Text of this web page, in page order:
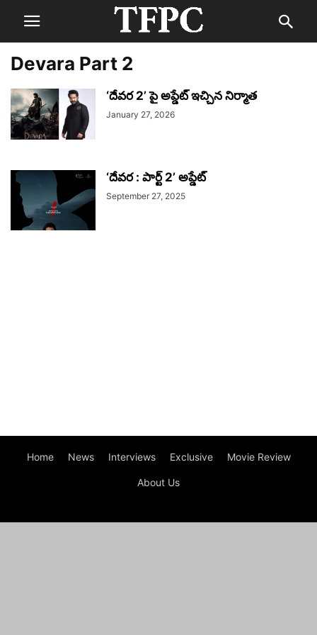
Devara Part 2
‘దేవర 2’ పై అప్డేట్ ఇచ్చిన నిర్మాత
January 27, 2026
‘దేవర : పార్ట్ 2’ అప్డేట్
September 27, 2025
Home News Interviews Exclusive Movie Review
About Us